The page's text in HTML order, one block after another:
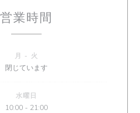
営業時間
月 - 火
閉じています
水曜日
10:00 - 21:00